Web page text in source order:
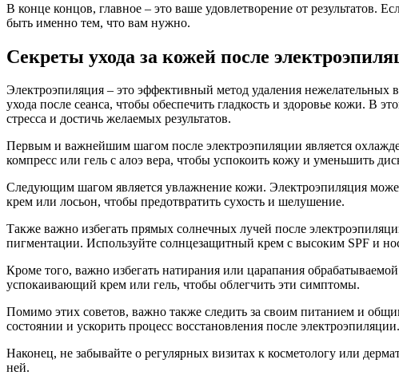
В конце концов, главное – это ваше удовлетворение от результатов.
быть именно тем, что вам нужно.
Секреты ухода за кожей после
Электроэпиляция – это эффективный метод удаления нежелательных
ухода после сеанса, чтобы обеспечить гладкость и здоровье кожи. В
стресса и достичь желаемых результатов.
Первым и важнейшим шагом после электроэпиляции является
компресс или гель с алоэ вера, чтобы успокоить кожу и уменьшить
Следующим шагом является увлажнение кожи. Электроэпиляция
крем или лосьон, чтобы предотвратить сухость и шелушение.
Также важно избегать прямых солнечных лучей после
пигментации. Используйте солнцезащитный крем с высоким SPF и
Кроме того, важно избегать натирания или царапания
успокаивающий крем или гель, чтобы облегчить эти симптомы.
Помимо этих советов, важно также следить за своим питанием и
состоянии и ускорить процесс восстановления после электроэпиляции.
Наконец, не забывайте о регулярных визитах к косметологу или
ней.